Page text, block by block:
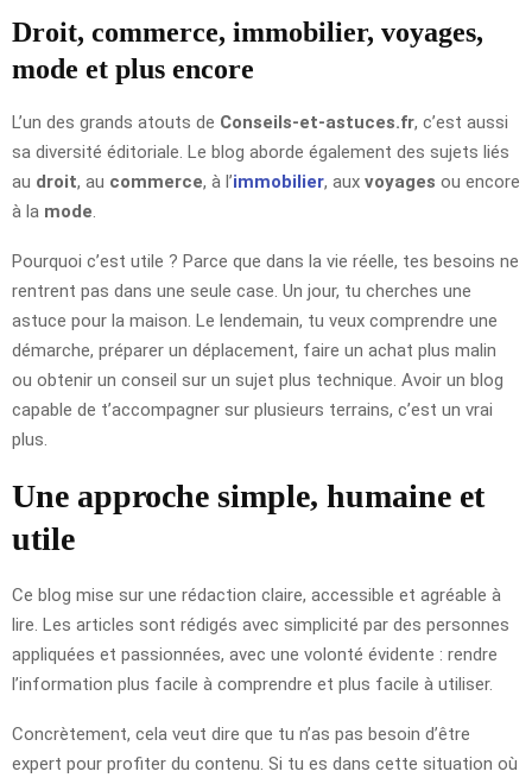
Droit, commerce, immobilier, voyages,
mode et plus encore
L’un des grands atouts de Conseils-et-astuces.fr, c’est aussi
sa diversité éditoriale. Le blog aborde également des sujets liés
au droit, au commerce, à l’immobilier, aux voyages ou encore
à la mode.
Pourquoi c’est utile ? Parce que dans la vie réelle, tes besoins ne
rentrent pas dans une seule case. Un jour, tu cherches une
astuce pour la maison. Le lendemain, tu veux comprendre une
démarche, préparer un déplacement, faire un achat plus malin
ou obtenir un conseil sur un sujet plus technique. Avoir un blog
capable de t’accompagner sur plusieurs terrains, c’est un vrai
plus.
Une approche simple, humaine et
utile
Ce blog mise sur une rédaction claire, accessible et agréable à
lire. Les articles sont rédigés avec simplicité par des personnes
appliquées et passionnées, avec une volonté évidente : rendre
l’information plus facile à comprendre et plus facile à utiliser.
Concrètement, cela veut dire que tu n’as pas besoin d’être
expert pour profiter du contenu. Si tu es dans cette situation où